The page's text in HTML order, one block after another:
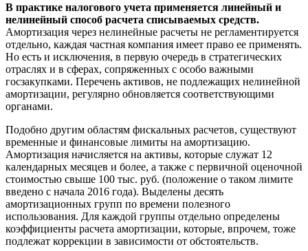
В практике налогового учета применяется линейный и
нелинейный способ расчета списываемых средств.
Амортизация через нелинейные расчеты не регламентируется
отдельно, каждая частная компания имеет право ее применять.
Но есть и исключения, в первую очередь в стратегических
отраслях и в сферах, сопряженных с особо важными
госзакупками. Перечень активов, не подлежащих нелинейной
амортизации, регулярно обновляется соответствующими
органами.
Подобно другим областям фискальных расчетов, существуют
временные и финансовые лимиты на амортизацию.
Амортизация начисляется на активы, которые служат 12
календарных месяцев и более, а также с первичной оценочной
стоимостью свыше 100 тыс. руб. (положение о таком лимите
введено с начала 2016 года). Выделены десять
амортизационных групп по времени полезного
использования. Для каждой группы отдельно определены
коэффициенты расчета амортизации, которые, впрочем, тоже
подлежат коррекции в зависимости от обстоятельств.